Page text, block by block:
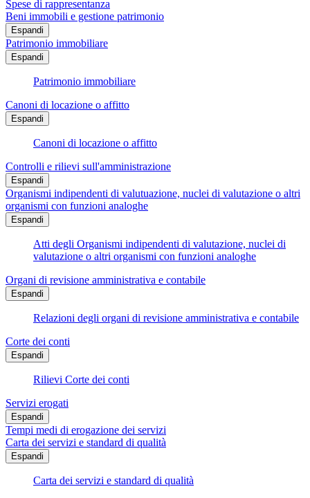
Spese di rappresentanza
Beni immobili e gestione patrimonio
Espandi
Patrimonio immobiliare
Espandi
Patrimonio immobiliare
Canoni di locazione o affitto
Espandi
Canoni di locazione o affitto
Controlli e rilievi sull'amministrazione
Espandi
Organismi indipendenti di valutuazione, nuclei di valutazione o altri
organismi con funzioni analoghe
Espandi
Atti degli Organismi indipendenti di valutazione, nuclei di
valutazione o altri organismi con funzioni analoghe
Organi di revisione amministrativa e contabile
Espandi
Relazioni degli organi di revisione amministrativa e contabile
Corte dei conti
Espandi
Rilievi Corte dei conti
Servizi erogati
Espandi
Tempi medi di erogazione dei servizi
Carta dei servizi e standard di qualità
Espandi
Carta dei servizi e standard di qualità